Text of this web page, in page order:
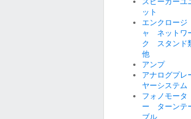
ット
エンクロージ
ャ ネットワ
ク スタンド
他
アンプ
アナログプレ
ヤーシステム
フォノモータ
ー ターンテ
ブル